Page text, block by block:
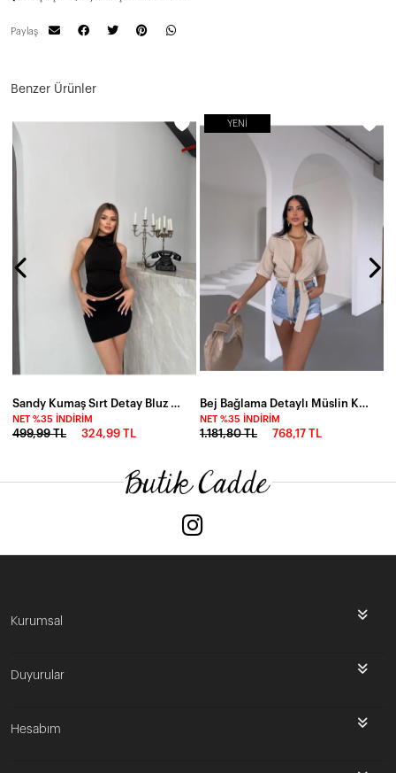
Paylaş
Benzer Ürünler
Sandy Kumaş Sırt Detay Bluz Siyah
NET %35 İNDIRIM
499,99 TL 324,99 TL
YENI
Bej Bağlama Detaylı Müslin Keten Bluz-dsb2025k2-bj
NET %35 İNDIRIM
1.181,80 TL 768,17 TL
Kurumsal
Duyurular
Hesabım